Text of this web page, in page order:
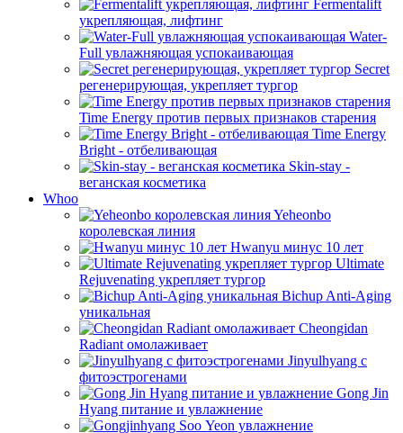
Fermentalift
укрепляющая, лифтинг
Water-
Full увлажняющая успокаивающая
Secret
регенерирующая, укрепляет тургор
Time Energy против первых признаков старения
Time Energy
Bright - отбеливающая
Skin-stay -
веганская косметика
Whoo
Yeheonbo
королевская линия
Hwanyu минус 10 лет
Ultimate
Rejuvenating укрепляет тургор
Bichup Anti-Aging
уникальная
Cheongidan
Radiant омолаживает
Jinyulhyang с
фитоэстрогенами
Gong Jin
Hyang питание и увлажнение